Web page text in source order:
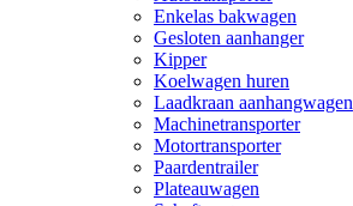
Enkelas bakwagen
Gesloten aanhanger
Kipper
Koelwagen huren
Laadkraan aanhangwagen
Machinetransporter
Motortransporter
Paardentrailer
Plateauwagen